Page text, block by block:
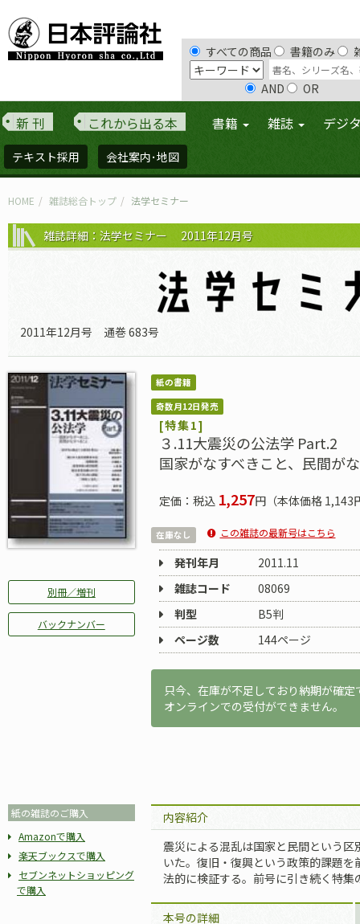
すべての商品 書籍のみ
AND OR
新 刊 これから出る本 書籍 雑誌 デジ
テキスト採用 会社案内･地図
HOME 雑誌総合トップ 法学セミナー
雑誌詳細：法学セミナー 2011年12月号
2011年12月号 通巻 683号
別冊／増刊
バックナンバー
紙の書籍
奇数月12日発売
[特集1]
３.11大震災の公法学 Part.2
国家がなすべきこと、民間が
定価：税込 1,257円（本体価格 1,143
在庫なし この雑誌の最新号はこちら
発刊年月
2011.11
雑誌コード
08069
判型
B5判
ページ数
144ページ
只今、在庫が不足しており納期が確定
オンラインでの受付ができません。
紙の雑誌のご購入
Amazonで購入
楽天ブックスで購入
セブンネットショッピング
で購入
内容紹介
震災による混乱は国家と民間という
いた。復旧・復興という政策的課題
法的に検証する。前号に引き続く特集
本号の詳細